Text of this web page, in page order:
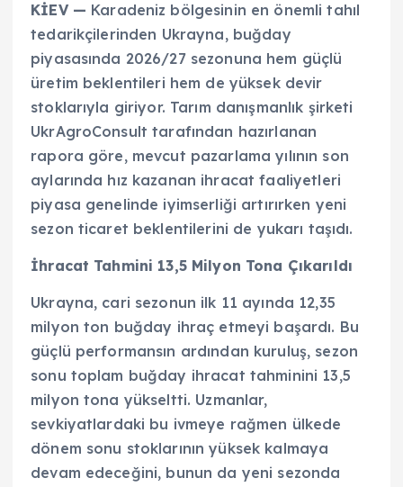
KİEV — Karadeniz bölgesinin en önemli tahıl
tedarikçilerinden Ukrayna, buğday
piyasasında 2026/27 sezonuna hem güçlü
üretim beklentileri hem de yüksek devir
stoklarıyla giriyor. Tarım danışmanlık şirketi
UkrAgroConsult tarafından hazırlanan
rapora göre, mevcut pazarlama yılının son
aylarında hız kazanan ihracat faaliyetleri
piyasa genelinde iyimserliği artırırken yeni
sezon ticaret beklentilerini de yukarı taşıdı.
İhracat Tahmini 13,5 Milyon Tona Çıkarıldı
Ukrayna, cari sezonun ilk 11 ayında 12,35
milyon ton buğday ihraç etmeyi başardı. Bu
güçlü performansın ardından kuruluş, sezon
sonu toplam buğday ihracat tahminini 13,5
milyon tona yükseltti. Uzmanlar,
sevkiyatlardaki bu ivmeye rağmen ülkede
dönem sonu stoklarının yüksek kalmaya
devam edeceğini, bunun da yeni sezonda